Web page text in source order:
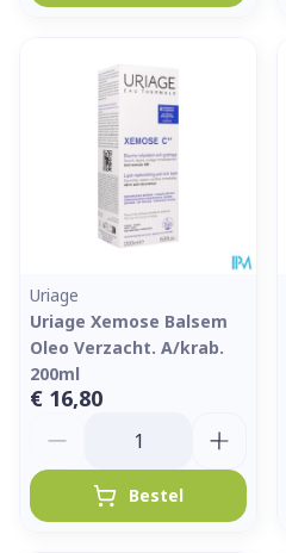
Uriage
Uriage Xemose Balsem
Oleo Verzacht. A/krab.
200ml
€ 16,80
Bestel